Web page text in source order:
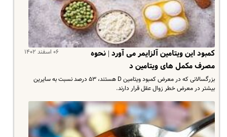
۰۶ اسفند ۱۴۰۲
کمبود این ویتامین آلزایمر می آورد | نحوه
مصرف مکمل های ویتامین د
بزرگسالانی که در معرض کمبود ویتامین D هستند، ۵۳ درصد نسبت به سایرین
بیشتر در معرض خطر زوال عقل قرار دارند.